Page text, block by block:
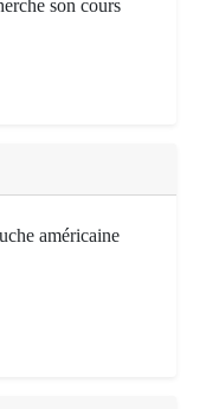
son cours
américaine